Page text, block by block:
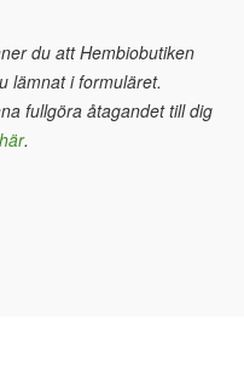
du att Hembiobutiken
lämnat i formuläret.
fullgöra åtagandet till dig
.